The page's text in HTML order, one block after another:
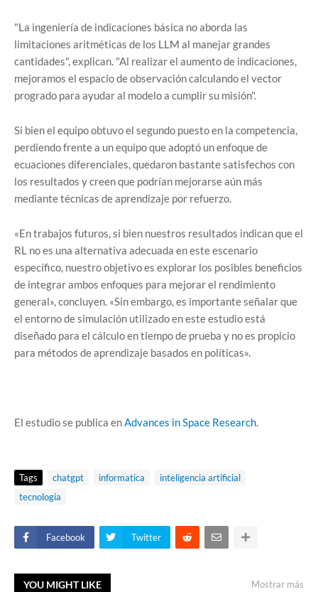
"La ingeniería de indicaciones básica no aborda las
limitaciones aritméticas de los LLM al manejar grandes
cantidades", explican. "Al realizar el aumento de indicaciones,
mejoramos el espacio de observación calculando el vector
progrado para ayudar al modelo a cumplir su misión".
Si bien el equipo obtuvo el segundo puesto en la competencia,
perdiendo frente a un equipo que adoptó un enfoque de
ecuaciones diferenciales, quedaron bastante satisfechos con
los resultados y creen que podrían mejorarse aún más
mediante técnicas de aprendizaje por refuerzo.
«En trabajos futuros, si bien nuestros resultados indican que el
RL no es una alternativa adecuada en este escenario
específico, nuestro objetivo es explorar los posibles beneficios
de integrar ambos enfoques para mejorar el rendimiento
general», concluyen. «Sin embargo, es importante señalar que
el entorno de simulación utilizado en este estudio está
diseñado para el cálculo en tiempo de prueba y no es propicio
para métodos de aprendizaje basados ​​en políticas».
El estudio se publica enAdvances in Space Research.
Tags chatgpt informatica
inteligencia artificial
tecnologia
Facebook Twitter
YOU MIGHT LIKE Mostrar más